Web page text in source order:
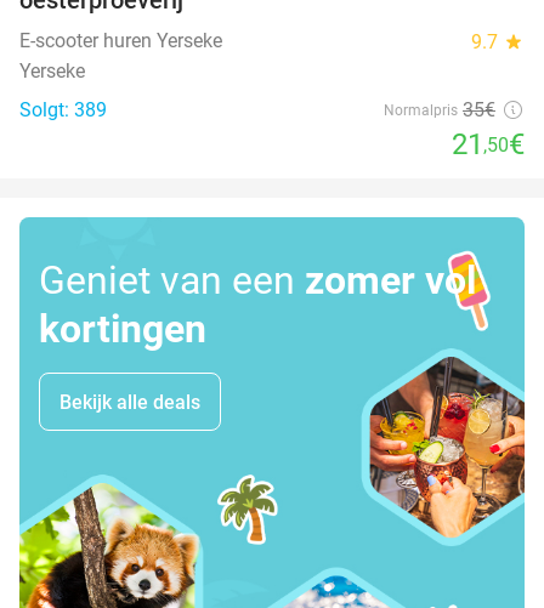
E-scooter huren Yerseke 9.7 star
Yerseke
Solgt: 389
Normalpris 35€
21 ,50€
Geniet van een zomer vol
kortingen
Bekijk alle deals